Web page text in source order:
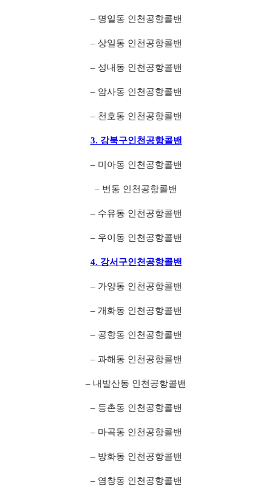
– 명일동 인천공항콜밴
– 상일동 인천공항콜밴
– 성내동 인천공항콜밴
– 암사동 인천공항콜밴
– 천호동 인천공항콜밴
3. 강북구인천공항콜밴
– 미아동 인천공항콜밴
– 번동 인천공항콜밴
– 수유동 인천공항콜밴
– 우이동 인천공항콜밴
4. 강서구인천공항콜밴
– 가양동 인천공항콜밴
– 개화동 인천공항콜밴
– 공항동 인천공항콜밴
– 과해동 인천공항콜밴
– 내발산동 인천공항콜밴
– 등촌동 인천공항콜밴
– 마곡동 인천공항콜밴
– 방화동 인천공항콜밴
– 염창동 인천공항콜밴